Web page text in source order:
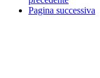
Pagina successiva